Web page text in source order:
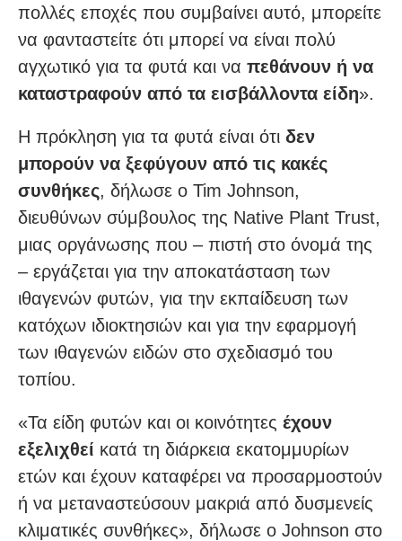
πολλές εποχές που συμβαίνει αυτό, μπορείτε
να φανταστείτε ότι μπορεί να είναι πολύ
αγχωτικό για τα φυτά και να πεθάνουν ή να
καταστραφούν από τα εισβάλλοντα είδη».
Η πρόκληση για τα φυτά είναι ότι δεν
μπορούν να ξεφύγουν από τις κακές
συνθήκες, δήλωσε ο Tim Johnson,
διευθύνων σύμβουλος της Native Plant Trust,
μιας οργάνωσης που – πιστή στο όνομά της
– εργάζεται για την αποκατάσταση των
ιθαγενών φυτών, για την εκπαίδευση των
κατόχων ιδιοκτησιών και για την εφαρμογή
των ιθαγενών ειδών στο σχεδιασμό του
τοπίου.
«Τα είδη φυτών και οι κοινότητες έχουν
εξελιχθεί κατά τη διάρκεια εκατομμυρίων
ετών και έχουν καταφέρει να προσαρμοστούν
ή να μεταναστεύσουν μακριά από δυσμενείς
κλιματικές συνθήκες», δήλωσε ο Johnson στο